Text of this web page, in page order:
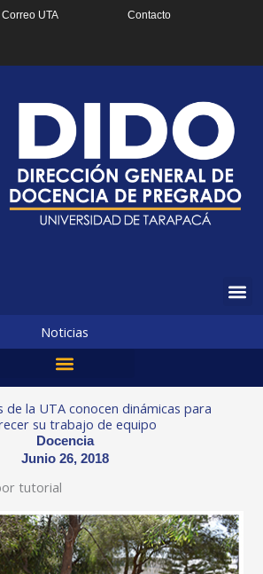
Correo UTA Contacto
Noticias
de la UTA conocen dinámicas para
su trabajo de equipo
Docencia
Junio 26, 2018
tutorial